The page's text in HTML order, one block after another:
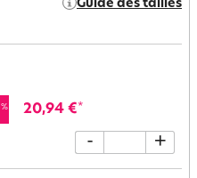
Guide des tailles
% 20,94 €*
- +